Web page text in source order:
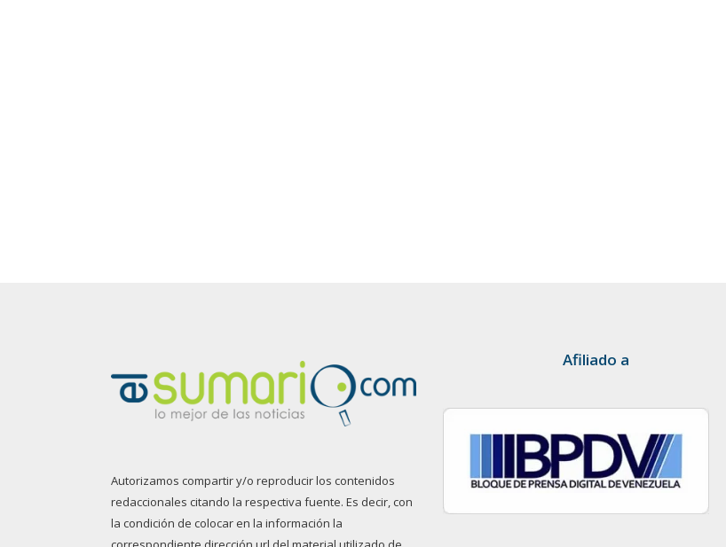
Autorizamos compartir y/o reproducir los contenidos
redaccionales citando la respectiva fuente. Es decir, con
la condición de colocar en la información la
Afiliado a